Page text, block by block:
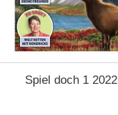
Spiel doch 1 2022